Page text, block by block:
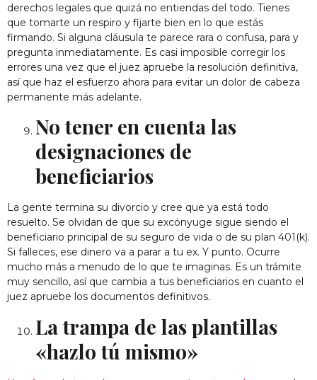
derechos legales que quizá no entiendas del todo. Tienes
que tomarte un respiro y fijarte bien en lo que estás
firmando. Si alguna cláusula te parece rara o confusa, para y
pregunta inmediatamente. Es casi imposible corregir los
errores una vez que el juez apruebe la resolución definitiva,
así que haz el esfuerzo ahora para evitar un dolor de cabeza
permanente más adelante.
No tener en cuenta las
designaciones de
beneficiarios
La gente termina su divorcio y cree que ya está todo
resuelto. Se olvidan de que su excónyuge sigue siendo el
beneficiario principal de su seguro de vida o de su plan 401(k).
Si falleces, ese dinero va a parar a tu ex. Y punto. Ocurre
mucho más a menudo de lo que te imaginas. Es un trámite
muy sencillo, así que cambia a tus beneficiarios en cuanto el
juez apruebe los documentos definitivos.
La trampa de las plantillas
«hazlo tú mismo»